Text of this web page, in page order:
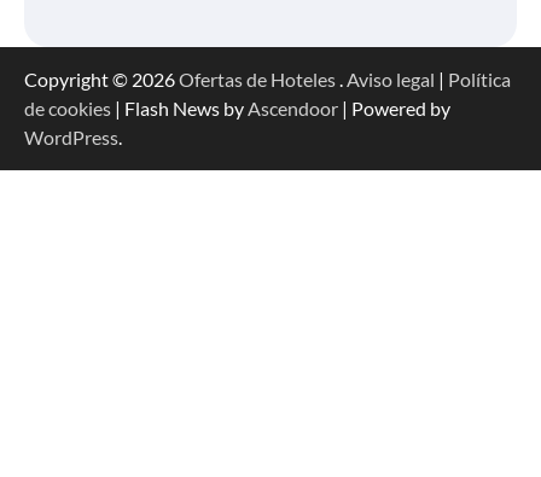
Copyright © 2026Ofertas de Hoteles.Aviso legal | Política
de cookies | Flash News byAscendoor | Powered by
WordPress.